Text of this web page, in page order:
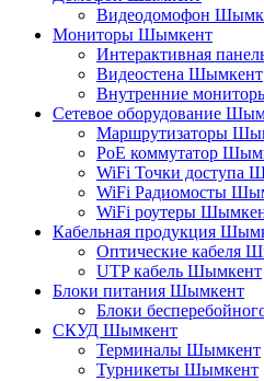
Видеодомофон
Мониторы Шымкент
Интерактивная
Видеостена Шымкент
Внутренние
Сетевое оборудование
Маршрутизаторы
PoE коммутатор
WiFi Точки доступа
WiFi Радиомосты
WiFi роутеры
Кабельная продукция
Оптические кабеля
UTP кабель Шымкент
Блоки питания Шымкент
Блоки
СКУД Шымкент
Терминалы Шымкент
Турникеты Шымкент